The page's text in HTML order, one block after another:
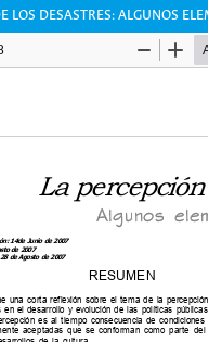
LOS DESASTRES: ALGUNOS